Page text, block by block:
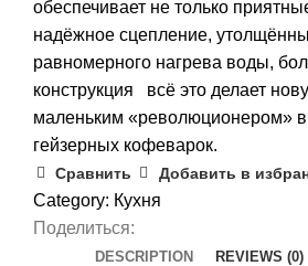
обеспечивает не только
надёжное сцепление,
равномерного нагрева воды,
конструкция всё это делает
маленьким «революционером» в
гейзерных кофеварок.
Сравнить Добавить в
Category: Кухня
Поделиться:
DESCRIPTION REVIEWS (0)